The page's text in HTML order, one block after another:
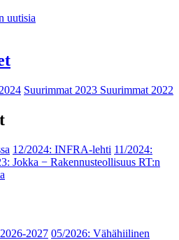
uutisia
Suurimmat 2023 Suurimmat 2022
12/2024: INFRA-lehti 11/2024:
Jokka − Rakennusteollisuus RT:n
2027 05/2026: Vähähiilinen